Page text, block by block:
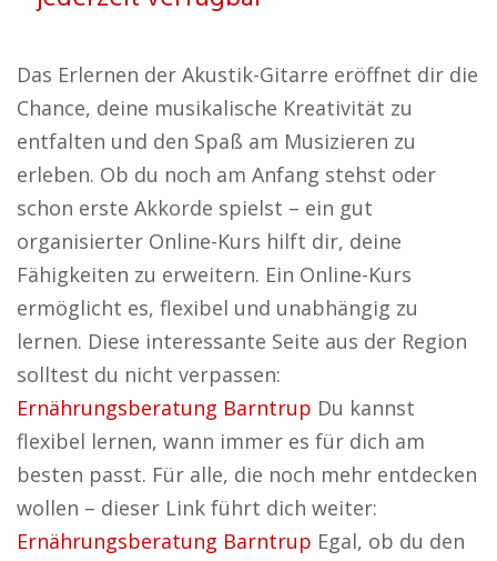
Das Erlernen der Akustik-Gitarre eröffnet dir die
Chance, deine musikalische Kreativität zu
entfalten und den Spaß am Musizieren zu
erleben. Ob du noch am Anfang stehst oder
schon erste Akkorde spielst – ein gut
organisierter Online-Kurs hilft dir, deine
Fähigkeiten zu erweitern. Ein Online-Kurs
ermöglicht es, flexibel und unabhängig zu
lernen. Diese interessante Seite aus der Region
solltest du nicht verpassen:
Ernährungsberatung Barntrup Du kannst
flexibel lernen, wann immer es für dich am
besten passt. Für alle, die noch mehr entdecken
wollen – dieser Link führt dich weiter:
Ernährungsberatung Barntrup Egal, ob du den